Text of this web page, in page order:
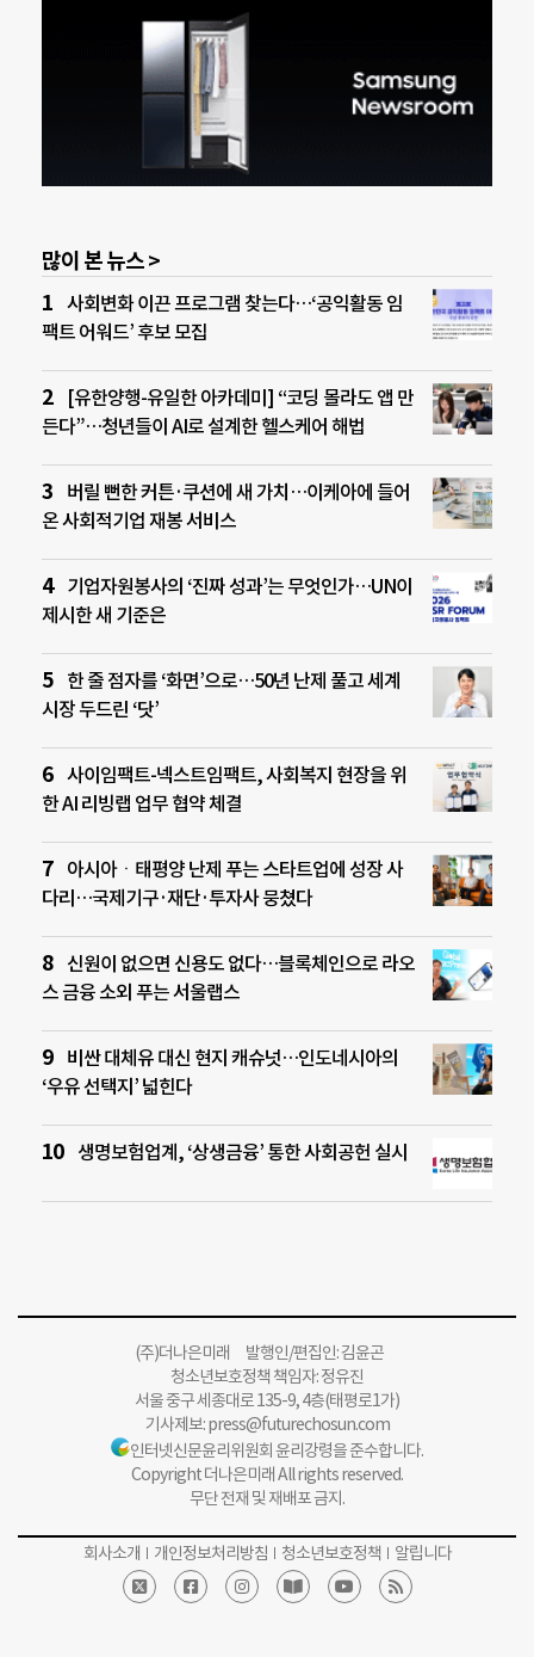
많이 본 뉴스 >
사회변화 이끈 프로그램 찾는다…‘공익활동 임
팩트 어워드’ 후보 모집
[유한양행-유일한 아카데미] “코딩 몰라도 앱 만
든다”…청년들이 AI로 설계한 헬스케어 해법
버릴 뻔한 커튼·쿠션에 새 가치…이케아에 들어
온 사회적기업 재봉 서비스
기업자원봉사의 ‘진짜 성과’는 무엇인가…UN이
제시한 새 기준은
한 줄 점자를 ‘화면’으로…50년 난제 풀고 세계
시장 두드린 ‘닷’
사이임팩트-넥스트임팩트, 사회복지 현장을 위
한 AI 리빙랩 업무 협약 체결
아시아ㆍ태평양 난제 푸는 스타트업에 성장 사
다리…국제기구·재단·투자사 뭉쳤다
신원이 없으면 신용도 없다…블록체인으로 라오
스 금융 소외 푸는 서울랩스
비싼 대체유 대신 현지 캐슈넛…인도네시아의
‘우유 선택지’ 넓힌다
생명보험업계, ‘상생금융’ 통한 사회공헌 실시
(주)더나은미래 발행인/편집인: 김윤곤
청소년보호정책 책임자: 정유진
서울 중구 세종대로 135-9, 4층(태평로1가)
기사제보:press@futurechosun.com
인터넷신문윤리위원회 윤리강령을 준수합니다.
Copyright 더나은미래 All rights reserved.
무단 전재 및 재배포 금지.
회사소개 개인정보처리방침 청소년보호정책 알립니다